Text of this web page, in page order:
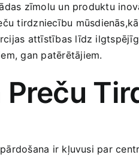
zīmolu un produktu
tirdzniecību
attīstības līdz
gan patērētājiem.
ir kļuvusi par